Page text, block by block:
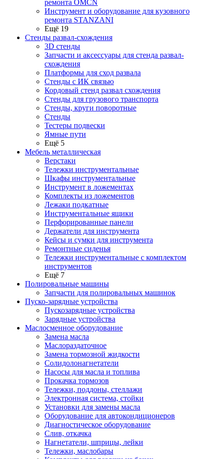
ремонта OMCN
Инструмент и оборудование для кузовного
ремонта STANZANI
Ещё 19
Стенды развал-схождения
3D стенды
Запчасти и аксессуары для стенда развал-
схождения
Платформы для сход развала
Стенды с ИК связью
Кордовый стенд развал схождения
Стенды для грузового транспорта
Стенды, круги поворотные
Стенды
Тестеры подвески
Ямные пути
Ещё 5
Мебель металлическая
Верстаки
Тележки инструментальные
Шкафы инструментальные
Инструмент в ложементах
Комплекты из ложементов
Лежаки подкатные
Инструментальные ящики
Перфорированные панели
Держатели для инструмента
Кейсы и сумки для инструмента
Ремонтные сиденья
Тележки инструментальные с комплектом
инструментов
Ещё 7
Полировальные машины
Запчасти для полировальных машинок
Пуско-зарядные устройства
Пускозарядные устройства
Зарядные устройства
Маслосменное оборудование
Замена масла
Маслораздаточное
Замена тормозной жидкости
Солидолонагнетатели
Насосы для масла и топлива
Прокачка тормозов
Тележки, поддоны, стеллажи
Электронная система, стойки
Установки для замены масла
Оборудование для автокондиционеров
Диагностическое оборудование
Слив, откачка
Нагнетатели, шприцы, лейки
Тележки, маслобары